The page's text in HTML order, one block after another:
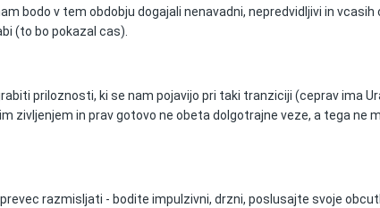
bodo v tem obdobju dogajali nenavadni, nepredvidljivi in vcasih
(to bo pokazal cas).
priloznosti, ki se nam pojavijo pri taki tranziciji (ceprav ima
zivljenjem in prav gotovo ne obeta dolgotrajne veze, a tega ne
razmisljati - bodite impulzivni, drzni, poslusajte svoje